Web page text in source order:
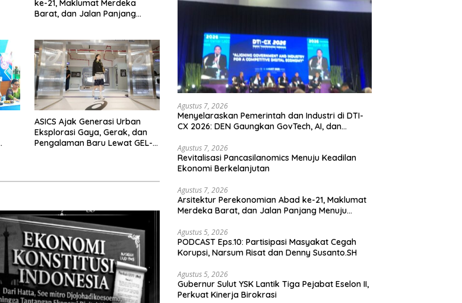
ke-21, Maklumat Merdeka
Barat, dan Jalan Panjang
ASICS Ajak Generasi Urban
Eksplorasi Gaya, Gerak, dan
Pengalaman Baru Lewat GEL-
Agustus 7, 2026
Menyelaraskan Pemerintah dan Industri di DTI-
CX 2026: DEN Gaungkan GovTech, AI, dan
Kompetitif
Agustus 7, 2026
Revitalisasi Pancasilanomics Menuju Keadilan
Ekonomi Berkelanjutan
Agustus 7, 2026
Arsitektur Perekonomian Abad ke-21, Maklumat
Merdeka Barat, dan Jalan Panjang Menuju
Agustus 5, 2026
PODCAST Eps.10: Partisipasi Masyakat Cegah
Korupsi, Narsum Risat dan Denny Susanto.SH
Agustus 5, 2026
Gubernur Sulut YSK Lantik Tiga Pejabat Eselon II,
Perkuat Kinerja Birokrasi